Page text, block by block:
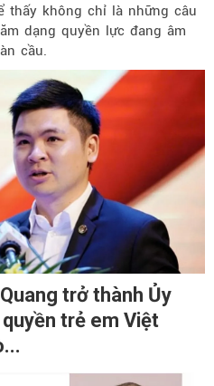
thấy không chỉ là những câu
dạng quyền lực đang âm
cầu.
trở thành Ủy
trẻ em Việt